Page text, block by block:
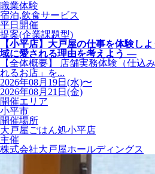
職業体験
宿泊,飲食サービス
平日開催
提案(企業課題型)
【小平店】大戸屋の仕事を体験し
域に愛される理由を考えよう ―
【全体概要】 店舗実務体験（仕込
れるお店」を...
2026年08月19日(水)〜
2026年08月21日(金)
開催エリア
小平市
開催場所
大戸屋ごはん処小平店
主催
株式会社大戸屋ホールディングス